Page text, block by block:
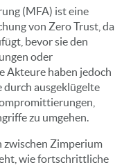
(MFA) ist eine
von Zero Trust, da
bevor sie den
oder
Akteure haben jedoch
durch ausgeklügelte
zu umgehen.
zwischen Zimperium
wie fortschrittliche